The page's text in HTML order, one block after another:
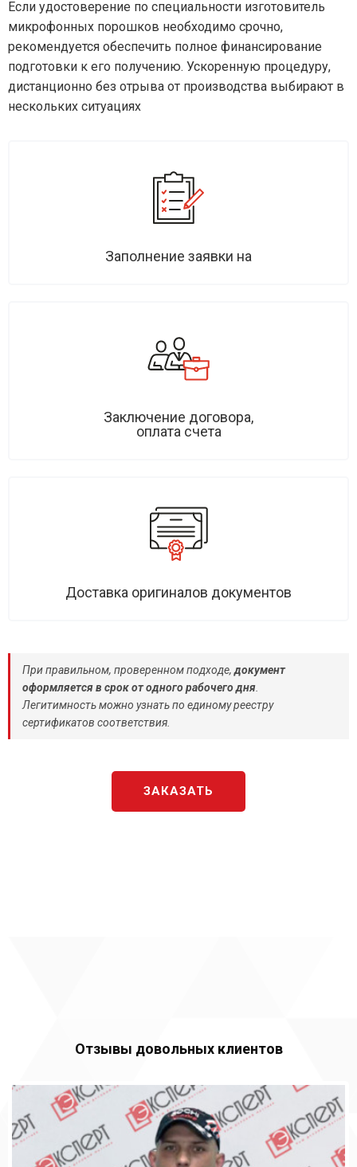
Если удостоверение по специальности изготовитель
микрофонных порошков необходимо срочно,
рекомендуется обеспечить полное финансирование
подготовки к его получению. Ускоренную процедуру,
дистанционно без отрыва от производства выбирают в
нескольких ситуациях
Заполнение заявки на
Заключение договора,
оплата счета
Доставка оригиналов документов
При правильном, проверенном подходе,документ
оформляется в срок от одного рабочего дня
Легитимность можно узнать по единому реестру
сертификатов соответствия.
ЗАКАЗАТЬ
Отзывы довольных клиентов